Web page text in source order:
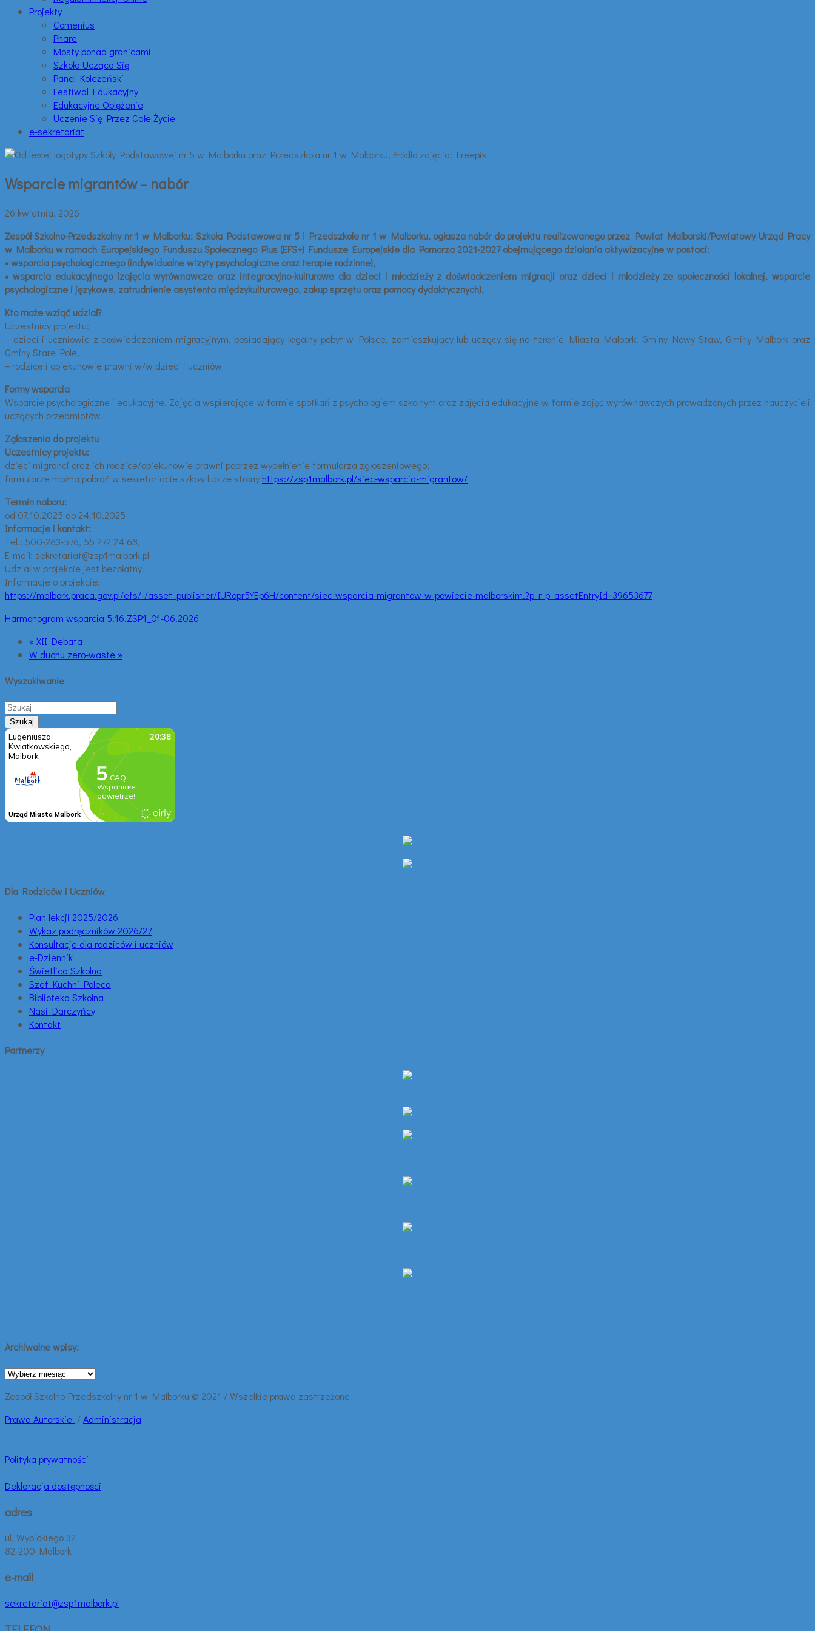
Projekty
Comenius
Phare
Mosty ponad granicami
Szkoła Ucząca Się
Panel Koleżeński
Festiwal Edukacyjny
Edukacyjne Oblężenie
Uczenie Się Przez Całe Życie
e-sekretariat
Wsparcie migrantów – nabór
26 kwietnia, 2026
Zespół Szkolno-Przedszkolny nr 1 w Malborku: Szkoła Podstawowa nr 5 i Przedszkole nr 1 w Malborku, ogłasza nabór do projektu realizowanego przez Powiat Malborski/Powiatowy Urząd Pracy
w Malborku w ramach Europejskiego Funduszu Społecznego Plus (EFS+) Fundusze Europejskie dla Pomorza 2021-2027 obejmującego działania aktywizacyjne w postaci:
• wsparcia psychologicznego (indywidualne wizyty psychologiczne oraz terapie rodzinne),
• wsparcia edukacyjnego (zajęcia wyrównawcze oraz integracyjno-kulturowe dla dzieci i młodzieży z doświadczeniem migracji oraz dzieci i młodzieży ze społeczności lokalnej, wsparcie
psychologiczne i językowe, zatrudnienie asystenta międzykulturowego, zakup sprzętu oraz pomocy dydaktycznych),
Kto może wziąć udział?
Uczestnicy projektu:
– dzieci i uczniowie z doświadczeniem migracyjnym, posiadający legalny pobyt w Polsce, zamieszkujący lub uczący się na terenie Miasta Malbork, Gminy Nowy Staw, Gminy Malbork oraz
Gminy Stare Pole,
– rodzice i opiekunowie prawni w/w dzieci i uczniów
Formy wsparcia
Wsparcie psychologiczne i edukacyjne. Zajęcia wspierające w formie spotkań z psychologiem szkolnym oraz zajęcia edukacyjne w formie zajęć wyrównawczych prowadzonych przez nauczycieli
uczących przedmiotów.
Zgłoszenia do projektu
Uczestnicy projektu:
dzieci migranci oraz ich rodzice/opiekunowie prawni poprzez wypełnienie formularza zgłoszeniowego;
formularze można pobrać w sekretariacie szkoły lub ze strony https://zsp1malbork.pl/siec-wsparcia-migrantow/
Termin naboru:
od 07.10.2025 do 24.10.2025
Informacje i kontakt:
Tel.: 500-283-576, 55 272 24 68,
E-mail: sekretariat@zsp1malbork.pl
Udział w projekcie jest bezpłatny.
Informacje o projekcie:
https://malbork.praca.gov.pl/efs/-/asset_publisher/IURopr5YEp6H/content/siec-wsparcia-migrantow-w-powiecie-malborskim.?p_r_p_assetEntryId=39653677
Harmonogram wsparcia 5.16.ZSP1_01-06.2026
« XII Debata
W duchu zero-waste »
Wyszukiwanie
Dla Rodziców i Uczniów
Plan lekcji 2025/2026
Wykaz podręczników 2026/27
Konsultacje dla rodziców i uczniów
e-Dziennik
Świetlica Szkolna
Szef Kuchni Poleca
Biblioteka Szkolna
Nasi Darczyńcy
Kontakt
Partnerzy
Archiwalne wpisy:
Archiwalne
Zespół Szkolno-Przedszkolny nr 1 w Malborku © 2021 / Wszelkie prawa zastrzeżone
Prawa Autorskie /Administracja
Polityka prywatności
Deklaracja dostępności
adres
ul. Wybickiego 32
82-200 Malbork
e-mail
sekretariat@zsp1malbork.pl